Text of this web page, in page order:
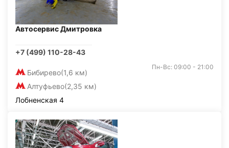
Автосервис Дмитровка
+7 (499) 110-28-43
Бибирево(1,6 км)
Алтуфьево(2,35 км)
Пн-Вс: 09:00 - 21:00
Лобненская 4